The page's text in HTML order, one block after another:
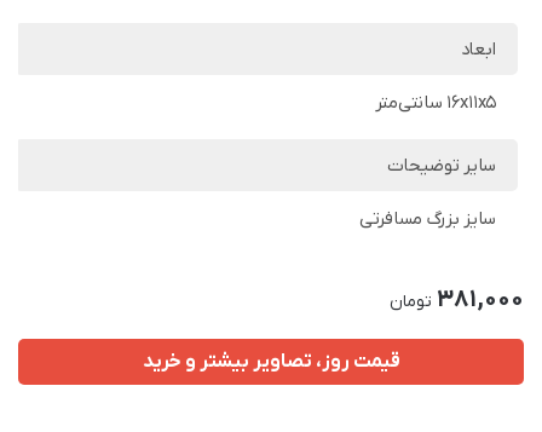
ابعاد
16x11x5 سانتی‌متر
سایر توضیحات
سایز بزرگ مسافرتی
381,000 تومان
قیمت روز، تصاویر بیشتر و خرید